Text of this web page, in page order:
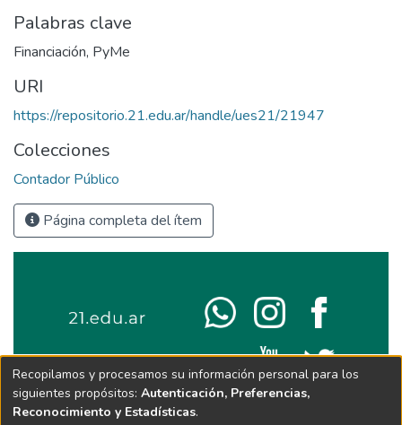
Palabras clave
Financiación, PyMe
URI
https://repositorio.21.edu.ar/handle/ues21/21947
Colecciones
Contador Público
Página completa del ítem
Recopilamos y procesamos su información personal para los
siguientes propósitos: Autenticación, Preferencias,
Reconocimiento y Estadísticas.